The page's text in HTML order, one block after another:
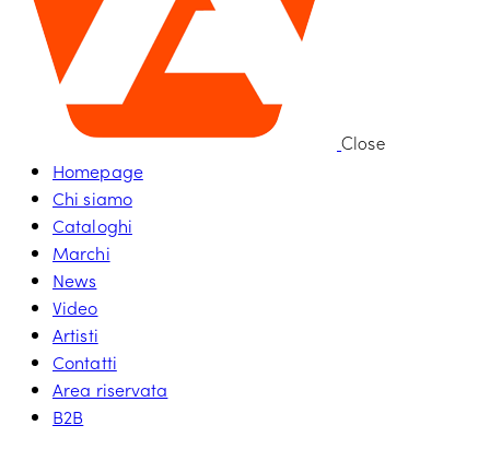
Close
Homepage
Chi siamo
Cataloghi
Marchi
News
Video
Artisti
Contatti
Area riservata
B2B